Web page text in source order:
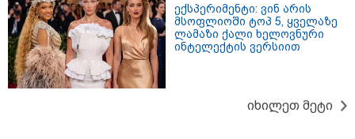
თბილისი - ჰერაკლიონი 1835.90
ლარიდან
ექსპერიმენტი: ვინ არის
მსოფლიოში ტოპ 5, ყველაზე
ლამაზი ქალი ხელოვნური
ინტელექტის ვერსიით
იხილეთ მეტი